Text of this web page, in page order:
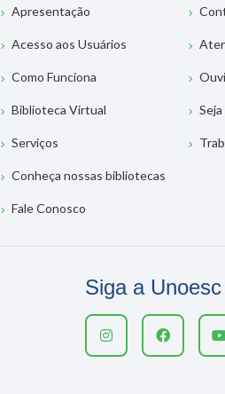
Apresentação
Acesso aos Usuários
Como Funciona
Biblioteca Virtual
Serviços
Conheça nossas bibliotecas
Fale Conosco
Siga a Unoesc